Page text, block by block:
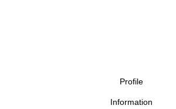
Profile
Information